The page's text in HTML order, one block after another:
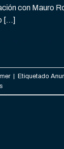
con Mauro
[…]
| Etiquetado